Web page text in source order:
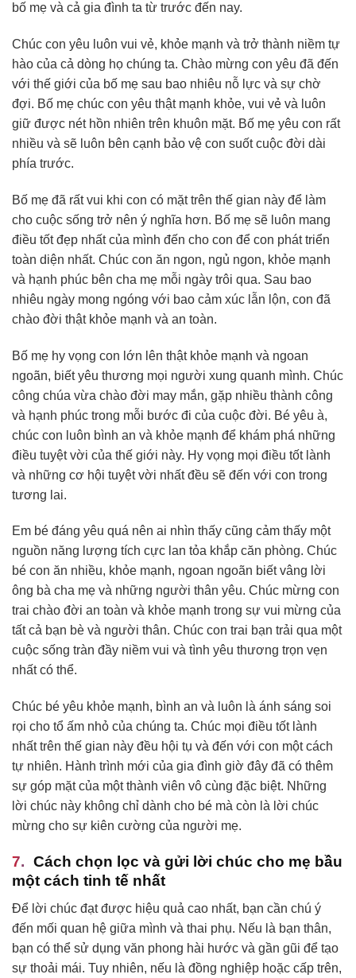
bố mẹ và cả gia đình ta từ trước đến nay.
Chúc con yêu luôn vui vẻ, khỏe mạnh và trở thành niềm tự
hào của cả dòng họ chúng ta. Chào mừng con yêu đã đến
với thế giới của bố mẹ sau bao nhiêu nỗ lực và sự chờ
đợi. Bố mẹ chúc con yêu thật mạnh khỏe, vui vẻ và luôn
giữ được nét hồn nhiên trên khuôn mặt. Bố mẹ yêu con rất
nhiều và sẽ luôn bên cạnh bảo vệ con suốt cuộc đời dài
phía trước.
Bố mẹ đã rất vui khi con có mặt trên thế gian này để làm
cho cuộc sống trở nên ý nghĩa hơn. Bố mẹ sẽ luôn mang
điều tốt đẹp nhất của mình đến cho con để con phát triển
toàn diện nhất. Chúc con ăn ngon, ngủ ngon, khỏe mạnh
và hạnh phúc bên cha mẹ mỗi ngày trôi qua. Sau bao
nhiêu ngày mong ngóng với bao cảm xúc lẫn lộn, con đã
chào đời thật khỏe mạnh và an toàn.
Bố mẹ hy vọng con lớn lên thật khỏe mạnh và ngoan
ngoãn, biết yêu thương mọi người xung quanh mình. Chúc
công chúa vừa chào đời may mắn, gặp nhiều thành công
và hạnh phúc trong mỗi bước đi của cuộc đời. Bé yêu à,
chúc con luôn bình an và khỏe mạnh để khám phá những
điều tuyệt vời của thế giới này. Hy vọng mọi điều tốt lành
và những cơ hội tuyệt vời nhất đều sẽ đến với con trong
tương lai.
Em bé đáng yêu quá nên ai nhìn thấy cũng cảm thấy một
nguồn năng lượng tích cực lan tỏa khắp căn phòng. Chúc
bé con ăn nhiều, khỏe mạnh, ngoan ngoãn biết vâng lời
ông bà cha mẹ và những người thân yêu. Chúc mừng con
trai chào đời an toàn và khỏe mạnh trong sự vui mừng của
tất cả bạn bè và người thân. Chúc con trai bạn trải qua một
cuộc sống tràn đầy niềm vui và tình yêu thương trọn vẹn
nhất có thể.
Chúc bé yêu khỏe mạnh, bình an và luôn là ánh sáng soi
rọi cho tổ ấm nhỏ của chúng ta. Chúc mọi điều tốt lành
nhất trên thế gian này đều hội tụ và đến với con một cách
tự nhiên. Hành trình mới của gia đình giờ đây đã có thêm
sự góp mặt của một thành viên vô cùng đặc biệt. Những
lời chúc này không chỉ dành cho bé mà còn là lời chúc
mừng cho sự kiên cường của người mẹ.
Cách chọn lọc và gửi lời chúc cho mẹ bầu
một cách tinh tế nhất
Để lời chúc đạt được hiệu quả cao nhất, bạn cần chú ý
đến mối quan hệ giữa mình và thai phụ. Nếu là bạn thân,
bạn có thể sử dụng văn phong hài hước và gần gũi để tạo
sự thoải mái. Tuy nhiên, nếu là đồng nghiệp hoặc cấp trên,